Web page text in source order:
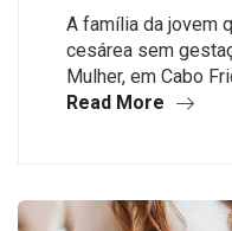
A família da jovem
cesárea sem
Mulher, em Cabo
Read More